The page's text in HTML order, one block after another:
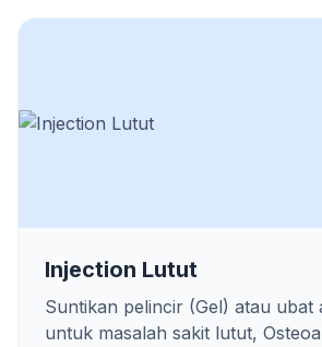
Injection Lutut
Suntikan pelincir (Gel) atau ubat
untuk masalah sakit lutut,